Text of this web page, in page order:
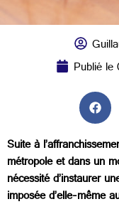
Publié le
Suite à
métropole et dans un
nécessité d’instaurer
imposée d’elle-même